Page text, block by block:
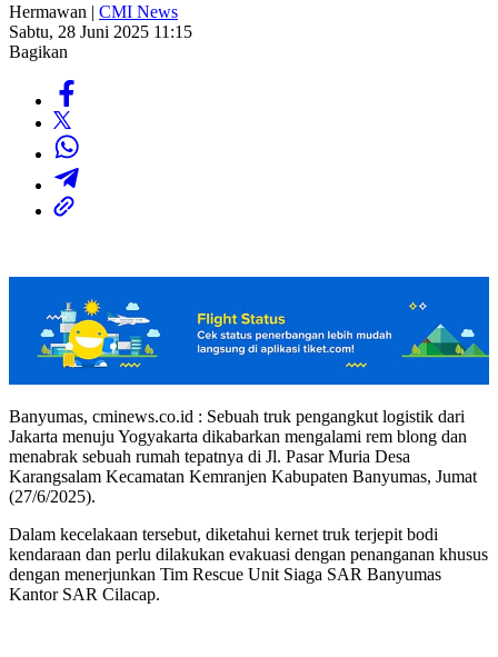
Hermawan | CMI News
Sabtu, 28 Juni 2025 11:15
Bagikan
Banyumas, cminews.co.id : Sebuah truk pengangkut logistik dari
Jakarta menuju Yogyakarta dikabarkan mengalami rem blong dan
menabrak sebuah rumah tepatnya di Jl. Pasar Muria Desa
Karangsalam Kecamatan Kemranjen Kabupaten Banyumas, Jumat
(27/6/2025).
Dalam kecelakaan tersebut, diketahui kernet truk terjepit bodi
kendaraan dan perlu dilakukan evakuasi dengan penanganan khusus
dengan menerjunkan Tim Rescue Unit Siaga SAR Banyumas
Kantor SAR Cilacap.